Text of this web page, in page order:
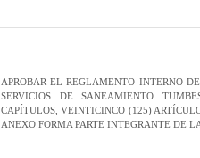
APROBAR EL REGLAMENTO INTERNO
SERVICIOS DE SANEAMIENTO
CAPÍTULOS, VEINTICINCO (125)
ANEXO FORMA PARTE INTEGRANTE DE